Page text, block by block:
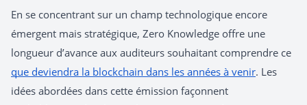
En se concentrant sur un champ technologique encore
émergent mais stratégique, Zero Knowledge offre une
longueur d’avance aux auditeurs souhaitant comprendre ce
que deviendra la blockchain dans les années à venir. Les
idées abordées dans cette émission façonnent